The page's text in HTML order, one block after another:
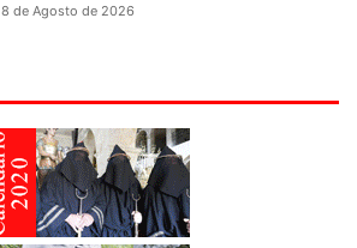
8 de Agosto de 2026